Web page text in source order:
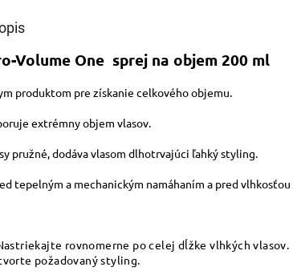
Volume One sprej na objem 200 ml
produktom pre získanie celkového objemu.
extrémny objem vlasov.
pružné, dodáva vlasom dlhotrvajúci ľahký styling.
tepelným a mechanickým namáhaním a pred
rovnomerne po celej dĺžke vlhkých
požadovaný styling.